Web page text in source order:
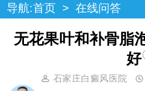
导航:首页 > 在线问答
无花果叶和补骨脂
好
石家庄白癜风医院